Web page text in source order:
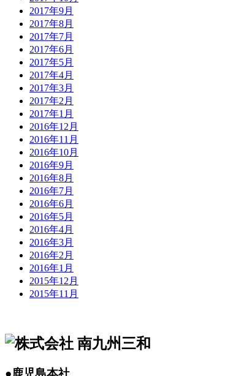
2017年9月
2017年8月
2017年7月
2017年6月
2017年5月
2017年4月
2017年3月
2017年2月
2017年1月
2016年12月
2016年11月
2016年10月
2016年9月
2016年8月
2016年7月
2016年6月
2016年5月
2016年4月
2016年3月
2016年2月
2016年1月
2015年12月
2015年11月
●鹿児島本社